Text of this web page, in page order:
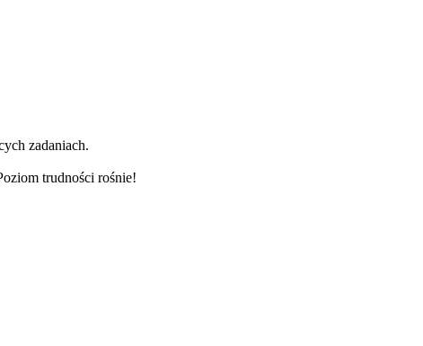
zadaniach.
trudności rośnie!